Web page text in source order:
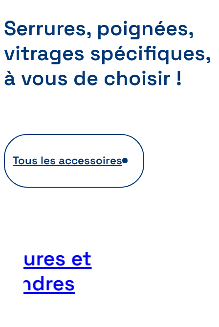
Serrures, poignées,
vitrages spécifiques,
à vous de choisir !
Tous les accessoires
et